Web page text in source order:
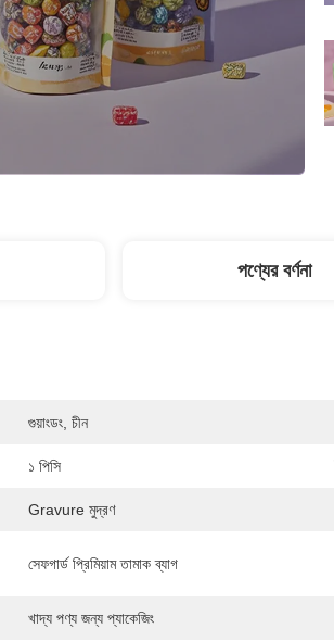
পণ্যের বর্ণনা
গুয়াংডং, চীন
১ পিসি
Gravure মুদ্রণ
সেফগার্ড প্রিমিয়াম তামাক ব্যাগ
খাদ্য পণ্য জন্য প্যাকেজিং